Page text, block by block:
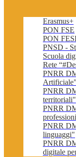
Erasmus+
PON FSE
PON
PNSD -
Scuola
Rete
PNRR
Artificiale"
PNRR
territoriali"
PNRR
PNRR
linguaggi"
PNRR
digitale